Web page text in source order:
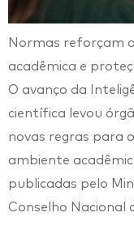
Normas reforçam
acadêmica e
O avanço da
científica levou
novas regras para
ambiente
publicadas pelo
Conselho Nacional